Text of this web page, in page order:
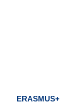
ERASMUS+